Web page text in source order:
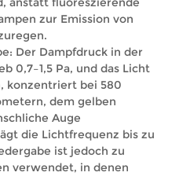
zur Emission von
Der Dampfdruck in der
0,7–1,5 Pa, und das Licht
konzentriert bei 580
dem gelben
Auge
die Lichtfrequenz bis zu
ist jedoch zu
verwendet, in denen